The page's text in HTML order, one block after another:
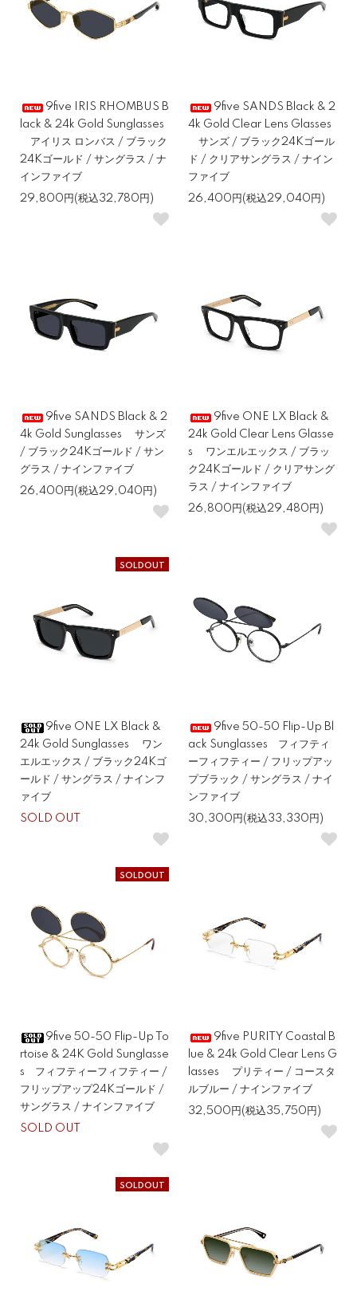
9five IRIS RHOMBUS B
lack & 24k Gold Sunglasses
アイリス ロンバス / ブラック
24Kゴールド / サングラス / ナ
インファイブ
29,800円(税込32,780円)
9five SANDS Black & 2
4k Gold Clear Lens Glasses
サンズ / ブラック24Kゴール
ド / クリアサングラス / ナイン
ファイブ
26,400円(税込29,040円)
9five SANDS Black & 2
4k Gold Sunglasses サンズ
/ ブラック24Kゴールド / サン
グラス / ナインファイブ
26,400円(税込29,040円)
9five ONE LX Black &
24k Gold Clear Lens Glasse
s ワンエルエックス / ブラッ
ク24Kゴールド / クリアサング
ラス / ナインファイブ
26,800円(税込29,480円)
SOLDOUT
9five ONE LX Black &
24k Gold Sunglasses ワン
エルエックス / ブラック24Kゴ
ールド / サングラス / ナインフ
ァイブ
SOLD OUT
9five 50-50 Flip-Up Bl
ack Sunglasses フィフティ
ーフィフティー / フリップアッ
プブラック / サングラス / ナイ
ンファイブ
30,300円(税込33,330円)
SOLDOUT
9five 50-50 Flip-Up To
rtoise & 24K Gold Sunglasse
s フィフティーフィフティー /
フリップアップ24Kゴールド /
サングラス / ナインファイブ
SOLD OUT
9five PURITY Coastal B
lue & 24k Gold Clear Lens G
lasses プリティー / コースタ
ルブルー / ナインファイブ
32,500円(税込35,750円)
SOLDOUT